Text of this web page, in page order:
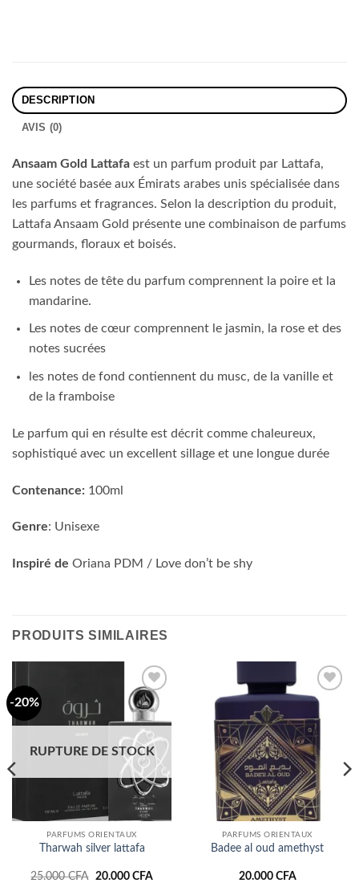
DESCRIPTION
AVIS (0)
Ansaam Gold Lattafa est un parfum produit par Lattafa,
une société basée aux Émirats arabes unis spécialisée dans
les parfums et fragrances. Selon la description du produit,
Lattafa Ansaam Gold présente une combinaison de parfums
gourmands, floraux et boisés.
Les notes de tête du parfum comprennent la poire et la
mandarine.
Les notes de cœur comprennent le jasmin, la rose et des
notes sucrées
les notes de fond contiennent du musc, de la vanille et
de la framboise
Le parfum qui en résulte est décrit comme chaleureux,
sophistiqué avec un excellent sillage et une longue durée
Contenance: 100ml
Genre: Unisexe
Inspiré de Oriana PDM / Love don’t be shy
PRODUITS SIMILAIRES
-20%
Ajouter
à la liste
d’envies
RUPTURE DE STOCK
PARFUMS ORIENTAUX
Tharwah silver lattafa
25.000CFA
Le
20.000 CFALe
Ajouter
d’envies
PARFUMS ORIENTAUX
Badee al oud amethyst
20.000 CFA